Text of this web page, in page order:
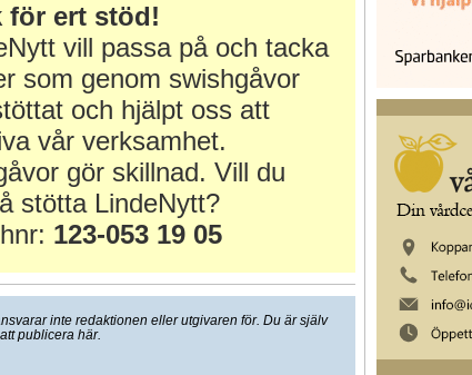
för ert stöd!
vill passa på och tacka
som genom swishgåvor
och hjälpt oss att
vår verksamhet.
gör skillnad. Vill du
stötta LindeNytt?
123-053 19 05
inte redaktionen eller utgivaren för. Du är själv
publicera här.